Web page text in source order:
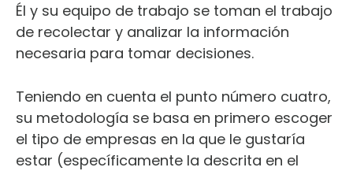
Él y su equipo de trabajo se toman el trabajo
de recolectar y analizar la información
necesaria para tomar decisiones.
Teniendo en cuenta el punto número cuatro,
su metodología se basa en primero escoger
el tipo de empresas en la que le gustaría
estar (específicamente la descrita en el